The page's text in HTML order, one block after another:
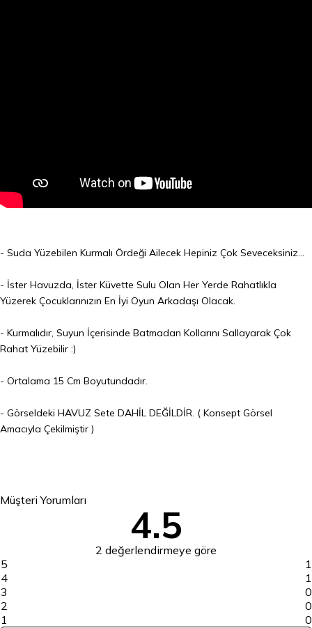
- Suda Yüzebilen Kurmalı Ördeği Ailecek Hepiniz Çok Seveceksiniz...
- İster Havuzda, İster Küvette Sulu Olan Her Yerde Rahatlıkla
Yüzerek Çocuklarınızın En İyi Oyun Arkadaşı Olacak.
- Kurmalıdır, Suyun İçerisinde Batmadan Kollarını Sallayarak Çok
Rahat Yüzebilir :)
- Ortalama 15 Cm Boyutundadır.
- Görseldeki HAVUZ Sete DAHİL DEĞİLDİR. ( Konsept Görsel
Amacıyla Çekilmiştir )
Müşteri Yorumları
4.5
2 değerlendirmeye göre
5
1
4
1
3
0
2
0
1
0